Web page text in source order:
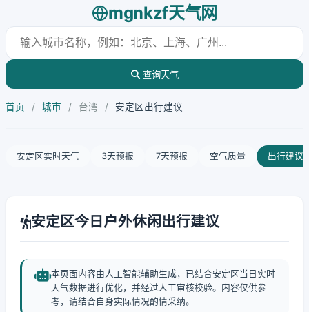
mgnkzf天气网
查询天气
首页 / 城市 / 台湾 / 安定区出行建议
安定区实时天气 3天预报 7天预报 空气质量 出行建议
安定区今日户外休闲出行建议
本页面内容由人工智能辅助生成，已结合安定区当日实时
天气数据进行优化，并经过人工审核校验。内容仅供参
考，请结合自身实际情况酌情采纳。